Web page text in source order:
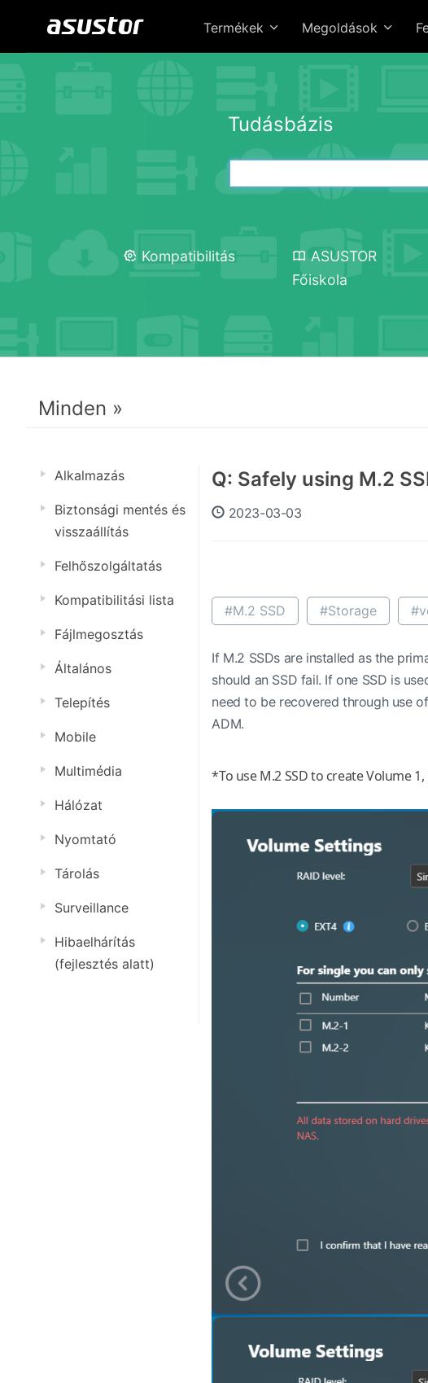
Termékek Megoldások
Tudásbázis
Kompatibilitás
ASUSTOR
Főiskola
Minden »
Alkalmazás
Biztonsági mentés és
visszaállítás
Felhőszolgáltatás
Kompatibilitási lista
Fájlmegosztás
Általános
Telepítés
Mobile
Multimédia
Hálózat
Nyomtató
Tárolás
Surveillance
Hibaelhárítás
(fejlesztés alatt)
Q: Safely using M.2
2023-03-03
#M.2 SSD #Storage
If M.2 SSDs are installed as the
should an SSD fail. If one SSD is
need to be recovered through use
ADM.
*To use M.2 SSD to create Volume